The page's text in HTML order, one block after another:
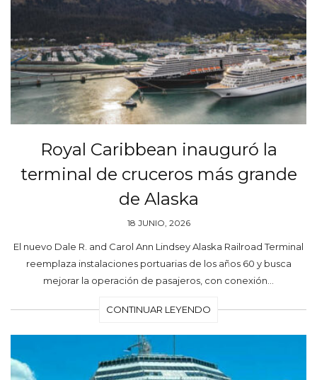
Royal Caribbean inauguró la
terminal de cruceros más grande
de Alaska
18 JUNIO, 2026
El nuevo Dale R. and Carol Ann Lindsey Alaska Railroad Terminal
reemplaza instalaciones portuarias de los años 60 y busca
mejorar la operación de pasajeros, con conexión…
CONTINUAR LEYENDO